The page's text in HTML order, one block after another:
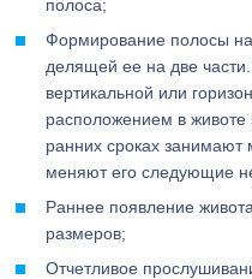
полоса;
Формирование полосы на
делящей ее на две
вертикальной или
расположением в
ранних сроках занимают
меняют его следующие
Раннее появление
размеров;
Отчетливое